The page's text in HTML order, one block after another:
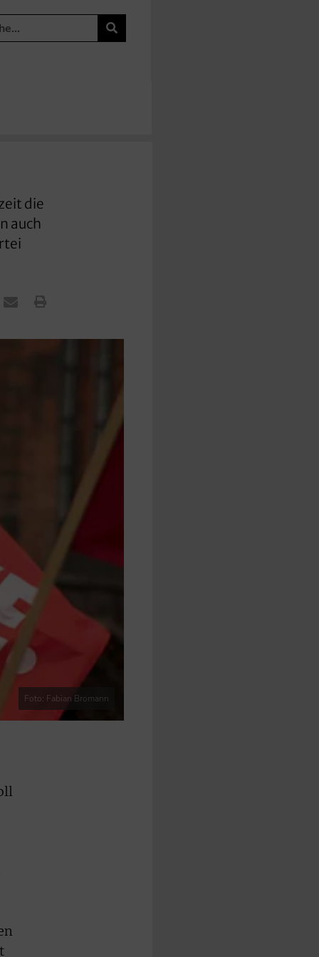
die
auch
Foto: Fabian Bromann